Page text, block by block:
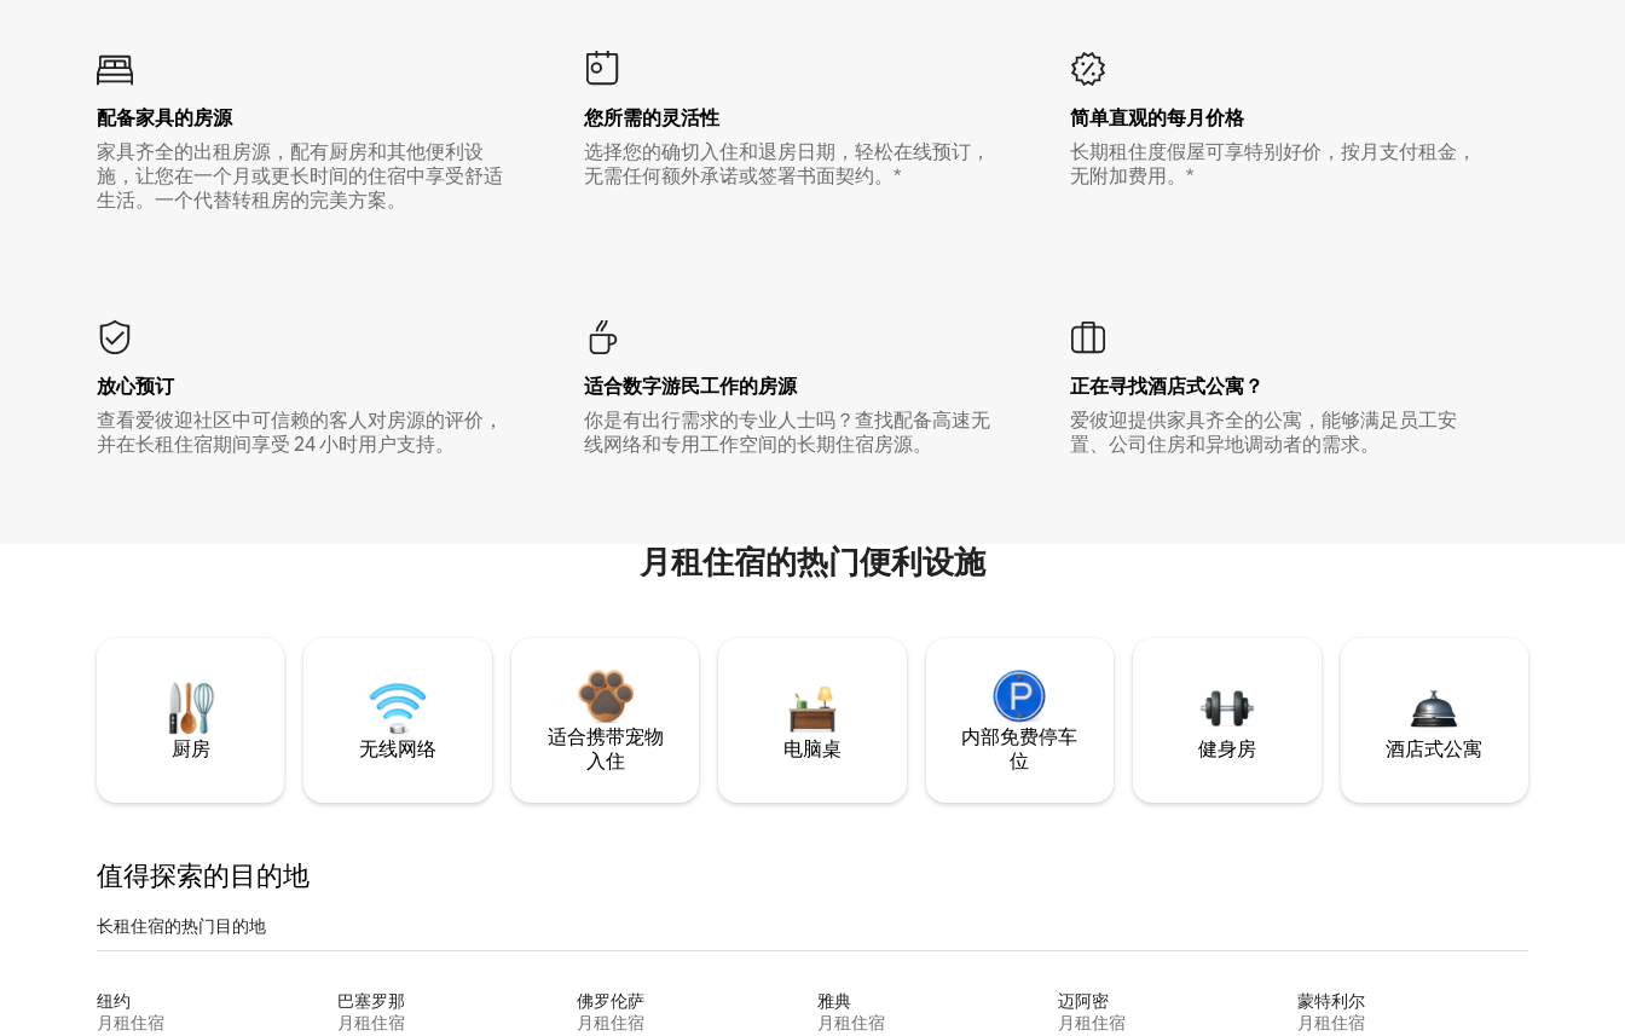
配备家具的房源
家具齐全的出租房源，配有厨房和其他便利设
施，让您在一个月或更长时间的住宿中享受舒适
生活。一个代替转租房的完美方案。
您所需的灵活性
选择您的确切入住和退房日期，轻松在线预订，
无需任何额外承诺或签署书面契约。*
简单直观的每月价格
长期租住度假屋可享特别好价，按月支付租金，
无附加费用。*
放心预订
查看爱彼迎社区中可信赖的客人对房源的评价，
并在长租住宿期间享受 24 小时用户支持。
适合数字游民工作的房源
你是有出行需求的专业人士吗？查找配备高速无
线网络和专用工作空间的长期住宿房源。
正在寻找酒店式公寓？
爱彼迎提供家具齐全的公寓，能够满足员工安
置、公司住房和异地调动者的需求。
月租住宿的热门便利设施
厨房 无线网络
适合携带宠物
入住
电脑桌
内部免费停车
位
健身房 酒店式公寓
值得探索的目的地
长租住宿的热门目的地
纽约
月租住宿
巴塞罗那
月租住宿
佛罗伦萨
月租住宿
雅典
月租住宿
迈阿密
月租住宿
蒙特利尔
月租住宿